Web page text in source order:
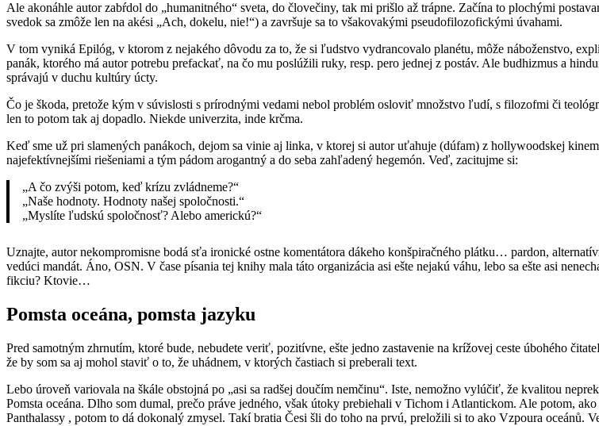
Ale akonáhle autor zabŕdol do „humanitného“ sveta, do človečiny, tak mi prišlo až trápne. Začína to plochými
svedok sa zmôže len na akési „Ach, dokelu, nie!“) a završuje sa to všakovakými pseudofilozofickými úvahami.
V tom vyniká Epilóg, v ktorom z nejakého dôvodu za to, že si ľudstvo vydrancovalo planétu, môže náboženstvo,
panák, ktorého má autor potrebu prefackať, na čo mu poslúžili ruky, resp. pero jednej z postáv. Ale budhizmus a
správajú v duchu kultúry úcty.
Čo je škoda, pretože kým v súvislosti s prírodnými vedami nebol problém osloviť množstvo ľudí, s filozofmi či
len to potom tak aj dopadlo. Niekde univerzita, inde krčma.
Keď sme už pri slamených panákoch, dejom sa vinie aj linka, v ktorej si autor uťahuje (dúfam) z hollywoodskej
najefektívnejšími riešeniami a tým pádom arogantný a do seba zahľadený hegemón. Veď, zacitujme si:
„A čo zvýši potom, keď krízu zvládneme?“
„Naše hodnoty. Hodnoty našej spoločnosti.“
„Myslíte ľudskú spoločnosť? Alebo americkú?“
Uznajte, autor nekompromisne bodá sťa ironické ostne komentátora dákeho konšpiračného plátku… pardon,
vedúci mandát. Áno, OSN. V čase písania tej knihy mala táto organizácia asi ešte nejakú váhu, lebo sa ešte asi
fikciu? Ktovie…
Pomsta oceána, pomsta jazyku
Pred samotným zhrnutím, ktoré bude, nebudete veriť, pozitívne, ešte jedno zastavenie na krížovej ceste úbohého
že by som sa aj mohol staviť o to, že uhádnem, v ktorých častiach si preberali text.
Lebo úroveň variovala na škále obstojná po „asi sa radšej doučím nemčinu“. Iste, nemožno vylúčiť, že kvalitou
Pomsta oceána. Dlho som dumal, prečo práve jedného, však útoky prebiehali v Tichom i Atlantickom. Ale potom,
Panthalassy , potom to dá dokonalý zmysel. Takí bratia Česi šli do toho na prvú, preložili si to ako Vzpoura oceánů.